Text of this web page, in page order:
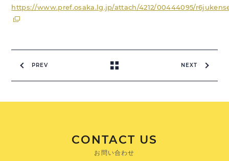
https://www.pref.osaka.lg.jp/attach/4212/00444095/
PREV NEXT
CONTACT US
お問い合わせ